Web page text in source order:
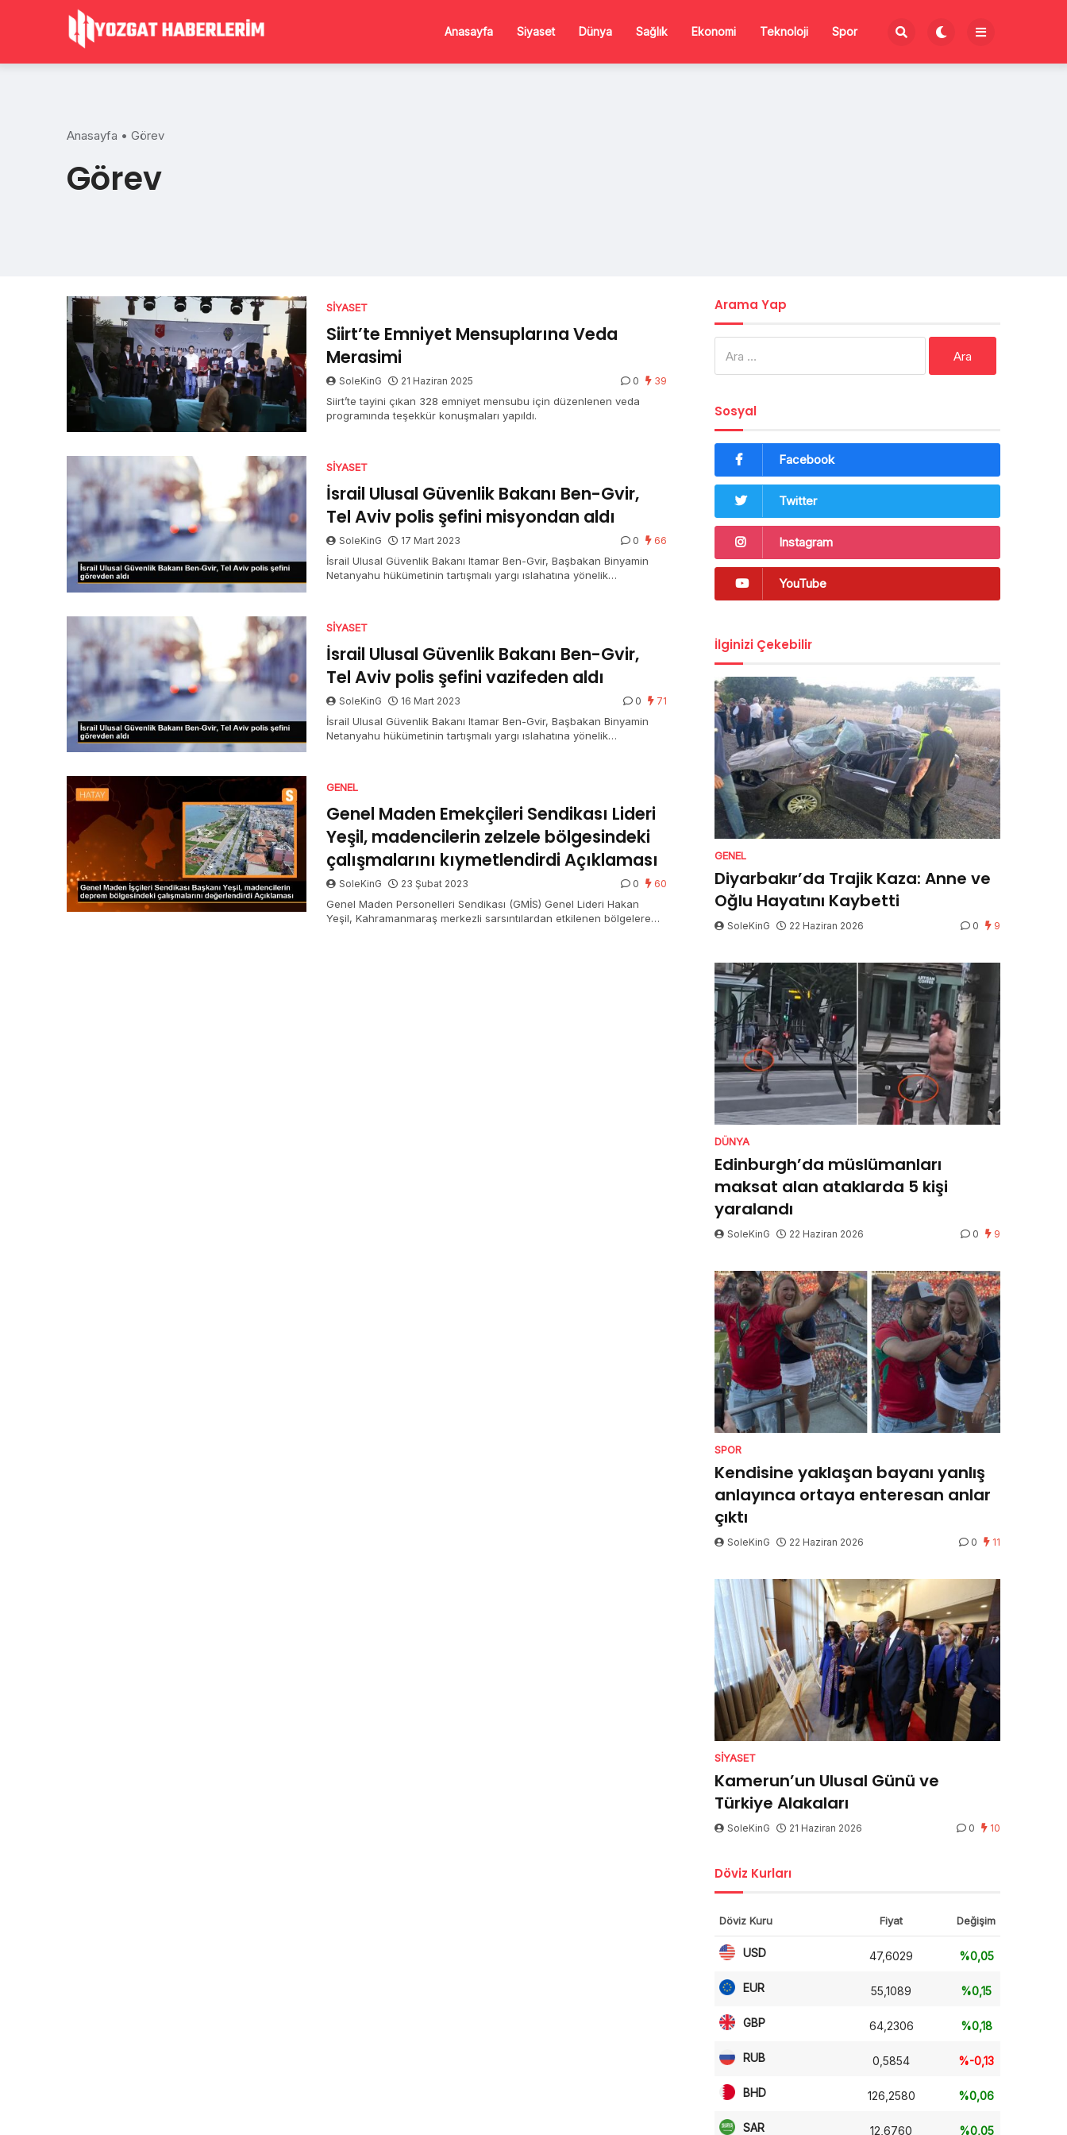
Anasayfa Siyaset Dünya Sağlık Ekonomi Teknoloji Spor
Anasayfa • Görev
Görev
SIYASET
Siirt’te Emniyet Mensuplarına Veda
Merasimi
SoleKinG 21 Haziran 2025 0 39
Siirt’te tayini çıkan 328 emniyet mensubu için düzenlenen veda
programında teşekkür konuşmaları yapıldı.
SIYASET
İsrail Ulusal Güvenlik Bakanı Ben-Gvir,
Tel Aviv polis şefini misyondan aldı
SoleKinG 17 Mart 2023 0 66
İsrail Ulusal Güvenlik Bakanı Itamar Ben-Gvir, Başbakan Binyamin
Netanyahu hükümetinin tartışmalı yargı ıslahatına yönelik
SIYASET
İsrail Ulusal Güvenlik Bakanı Ben-Gvir,
Tel Aviv polis şefini vazifeden aldı
SoleKinG 16 Mart 2023 0 71
İsrail Ulusal Güvenlik Bakanı Itamar Ben-Gvir, Başbakan Binyamin
Netanyahu hükümetinin tartışmalı yargı ıslahatına yönelik
GENEL
Genel Maden Emekçileri Sendikası Lideri
Yeşil, madencilerin zelzele bölgesindeki
çalışmalarını kıymetlendirdi Açıklaması
SoleKinG 23 Şubat 2023 0 60
Genel Maden Personelleri Sendikası (GMİS) Genel Lideri Hakan
Yeşil, Kahramanmaraş merkezli sarsıntılardan etkilenen bölgelere
Arama Yap
Sosyal
Facebook
Twitter
Instagram
YouTube
İlginizi Çekebilir
GENEL
Diyarbakır’da Trajik Kaza: Anne ve
Oğlu Hayatını Kaybetti
SoleKinG 22 Haziran 2026 0 9
DÜNYA
Edinburgh’da müslümanları
maksat alan ataklarda 5 kişi
yaralandı
SoleKinG 22 Haziran 2026 0 9
SPOR
Kendisine yaklaşan bayanı yanlış
anlayınca ortaya enteresan anlar
çıktı
SoleKinG 22 Haziran 2026 0 11
SIYASET
Kamerun’un Ulusal Günü ve
Türkiye Alakaları
SoleKinG 21 Haziran 2026 0 10
Döviz Kurları
Döviz Kuru Fiyat Değişim
USD 47,6029 %0,05
EUR 55,1089 %0,15
GBP 64,2306 %0,18
RUB 0,5854 %-0,13
BHD 126,2580 %0,06
SAR 12,6760 %0,05